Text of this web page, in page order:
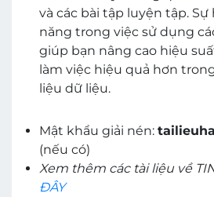
và các bài tập luyện tập.
năng trong việc sử dụng
giúp bạn nâng cao hiệu
làm việc hiệu quả hơn
liệu dữ liệu.
Mật khẩu giải nén:
(nếu có)
Xem thêm các tài liệu về
ĐÂY